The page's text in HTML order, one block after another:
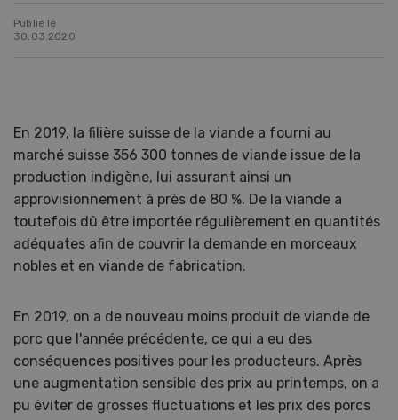
Publié le
30.03.2020
En 2019, la filière suisse de la viande a fourni au
marché suisse 356 300 tonnes de viande issue de la
production indigène, lui assurant ainsi un
approvisionnement à près de 80 %. De la viande a
toutefois dû être importée régulièrement en quantités
adéquates afin de couvrir la demande en morceaux
nobles et en viande de fabrication.
En 2019, on a de nouveau moins produit de viande de
porc que l'année précédente, ce qui a eu des
conséquences positives pour les producteurs. Après
une augmentation sensible des prix au printemps, on a
pu éviter de grosses fluctuations et les prix des porcs